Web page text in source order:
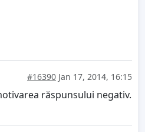
#16390 Jan 17, 2014, 16:15
răspunsului negativ.